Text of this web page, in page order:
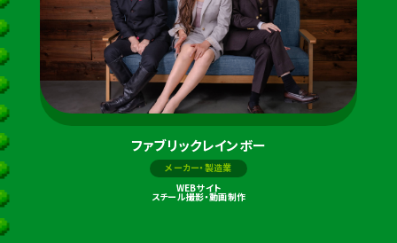
ファブリックレインボー
メーカー・製造業
WEBサイト
スチール撮影・動画制作